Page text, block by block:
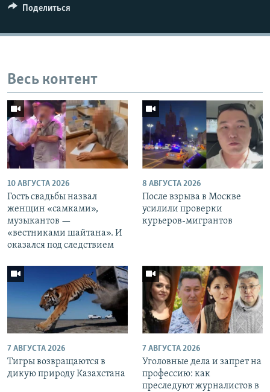
Поделиться
Весь контент
10 АВГУСТА 2026
Гость свадьбы назвал
женщин «самками»,
музыкантов —
«вестниками шайтана». И
оказался под следствием
8 АВГУСТА 2026
После взрыва в Москве
усилили проверки
курьеров-мигрантов
7 АВГУСТА 2026
Тигры возвращаются в
дикую природу Казахстана
7 АВГУСТА 2026
Уголовные дела и запрет на
профессию: как
преследуют журналистов в